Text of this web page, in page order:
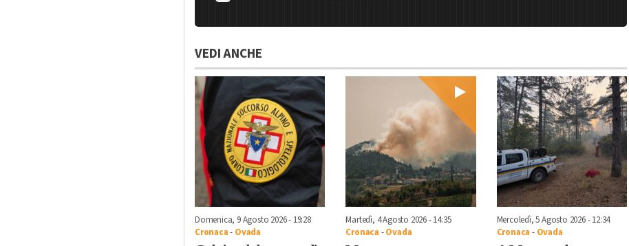
VEDI ANCHE
Domenica, 9 Agosto 2026 - 19:28
Cronaca- Ovada
Martedì, 4 Agosto 2026 - 14:35
Cronaca -Ovada
Mercoledì, 5 Agosto 2026 - 12:34
Cronaca - Ovada